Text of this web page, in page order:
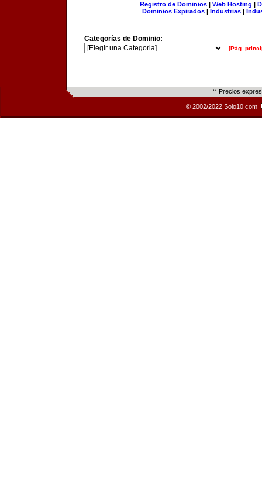
Registro de Dominios| Web Hosting |
Dominios Expirados | Industrias |
Categorías de Dominio:
[Pág.
** Precios
© 2002/2022 Solo10.com